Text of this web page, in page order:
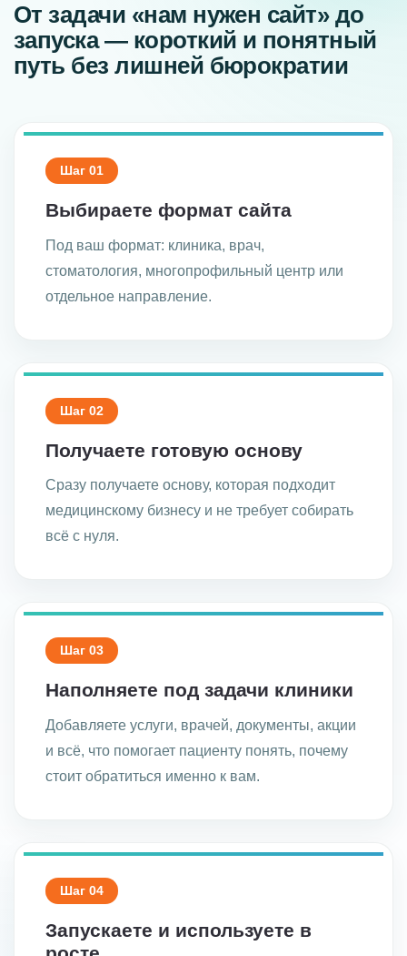
От задачи «нам нужен сайт» до
запуска — короткий и понятный
путь без лишней бюрократии
Шаг 01
Выбираете формат сайта
Под ваш формат: клиника, врач,
стоматология, многопрофильный центр или
отдельное направление.
Шаг 02
Получаете готовую основу
Сразу получаете основу, которая подходит
медицинскому бизнесу и не требует собирать
всё с нуля.
Шаг 03
Наполняете под задачи клиники
Добавляете услуги, врачей, документы, акции
и всё, что помогает пациенту понять, почему
стоит обратиться именно к вам.
Шаг 04
Запускаете и используете в